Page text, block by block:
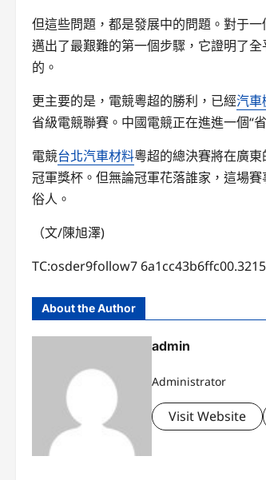
但這些問題，都是發展中的問題。對于一
邁出了最艱難的第一個步驟，它證明了
的。
更主要的是，電競粵超的勝利，已經汽車
省級電競聯賽。中國電競正在進進一個“
電競台北汽車材料粵超的總決賽將在廣
冠軍獎杯。但無論冠軍花落誰家，這場
俗人。
（文/陳旭澤)
TC:osder9follow7
About the Author
admin
Administrator
Visit Website